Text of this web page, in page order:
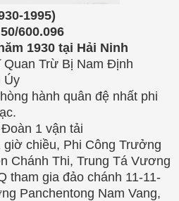
1995)
600.096
1930 tại Hải Ninh
Trừ Bị Nam Định
Úy
hành quân đệ nhất phi
1 vận tải
giờ chiều, Phi Công Trưởng
Chánh Thi, Trung Tá Vương
tham gia đảo chánh 11-11-
Panchentong Nam Vang,